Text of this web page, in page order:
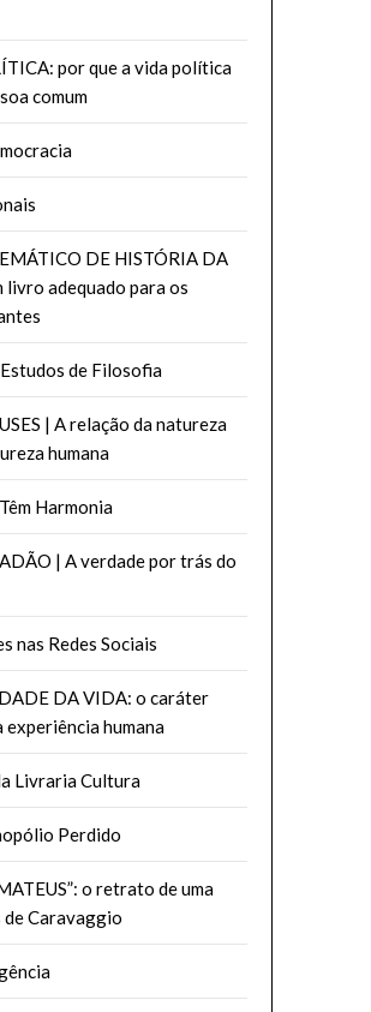
por que a vida política
comum
DE HISTÓRIA DA
livro adequado para os
de Filosofia
| A relação da natureza
humana
Harmonia
| A verdade por trás do
nas Redes Sociais
DA VIDA: o caráter
experiência humana
Livraria Cultura
Perdido
o retrato de uma
de Caravaggio